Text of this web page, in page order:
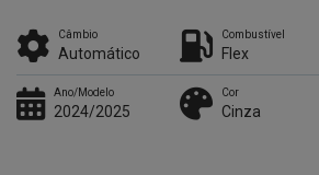
Câmbio
Automático
Combustível
Flex
Ano/Modelo
2024/2025
Cor
Cinza